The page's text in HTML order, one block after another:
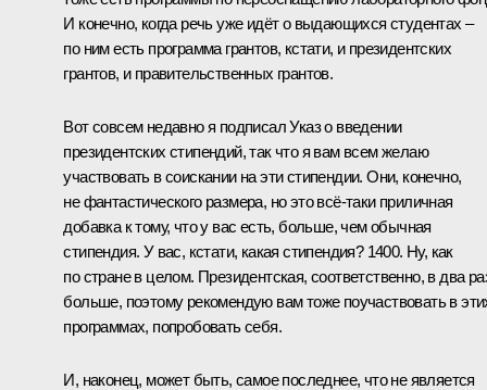
И конечно, когда речь уже идёт о выдающихся студентах –
по ним есть программа грантов, кстати, и президентских
грантов, и правительственных грантов.
Вот совсем недавно я подписалУказо введении
президентских стипендий, так что я вам всем желаю
участвовать в соискании на эти стипендии. Они, конечно,
не фантастического размера, но это всё‑таки приличная
добавка к тому, что у вас есть, больше, чем обычная
стипендия. У вас, кстати, какая стипендия? 1400. Ну, как
по стране в целом. Президентская, соответственно, в два
больше, поэтому рекомендую вам тоже поучаствовать в
программах, попробовать себя.
И, наконец, может быть, самое последнее, что не является